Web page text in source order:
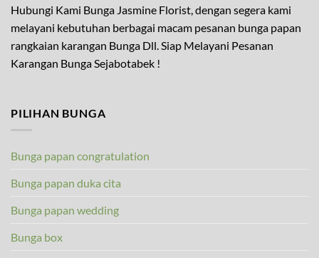
Hubungi Kami Bunga Jasmine Florist, dengan segera kami
melayani kebutuhan berbagai macam pesanan bunga papan
rangkaian karangan Bunga Dll. Siap Melayani Pesanan
Karangan Bunga Sejabotabek !
PILIHAN BUNGA
Bunga papan congratulation
Bunga papan duka cita
Bunga papan wedding
Bunga box